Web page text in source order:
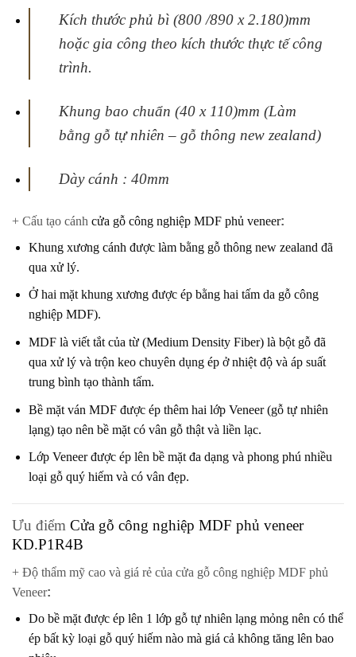
Kích thước phủ bì (800 /890 x 2.180)mm
hoặc gia công theo kích thước thực tếcông
trình.
Khung bao chuẩn (40 x 110)mm (Làm
bằng gỗ tự nhiên – gỗ thông new zealand)
Dày cánh : 40mm
+ Cấu tạo cánh cửa gỗ công nghiệp MDF phủ veneer:
Khung xương cánh được làm bằng gỗ thông new zealand đã
qua xử lý.
Ở hai mặt khung xương được ép bằng hai tấm da gỗ công
nghiệp MDF).
MDFlà viết tắt của từ (Medium Density Fiber) là bột gỗ đã
qua xử lý và trộn keo chuyên dụng ép ở nhiệt độ và áp suất
trung bình tạo thành tấm.
Bề mặt ván MDF được ép thêm hai lớp Veneer (gỗ tự nhiên
lạng) tạo nên bề mặt có vân gỗ thật và liền lạc.
Lớp Veneer được ép lên bề mặt đa dạng và phong phú nhiều
loại gỗ quý hiếm và có vân đẹp.
Ưu điểm Cửa gỗ công nghiệp MDF phủ veneer
KD.P1R4B
+ Độ thẩm mỹ cao và giá rẻ của cửa gỗ công nghiệp MDF phủ
Veneer:
Do bề mặt được ép lên 1 lớp gỗ tự nhiên lạng mỏng nên có thể
ép bất kỳ loại gỗ quý hiếm nào mà giá cả không tăng lên bao